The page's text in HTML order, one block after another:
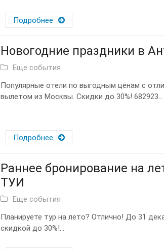
Подробнее
Новогодние праздники в
Еще события
Популярные отели по выгодным ценам с
вылетом из Москвы. Скидки до 30%! 682923...
Подробнее
Раннее бронирование на
ТУИ
Еще события
Планируете тур на лето? Отлично! До 31
скидкой до 30%!...